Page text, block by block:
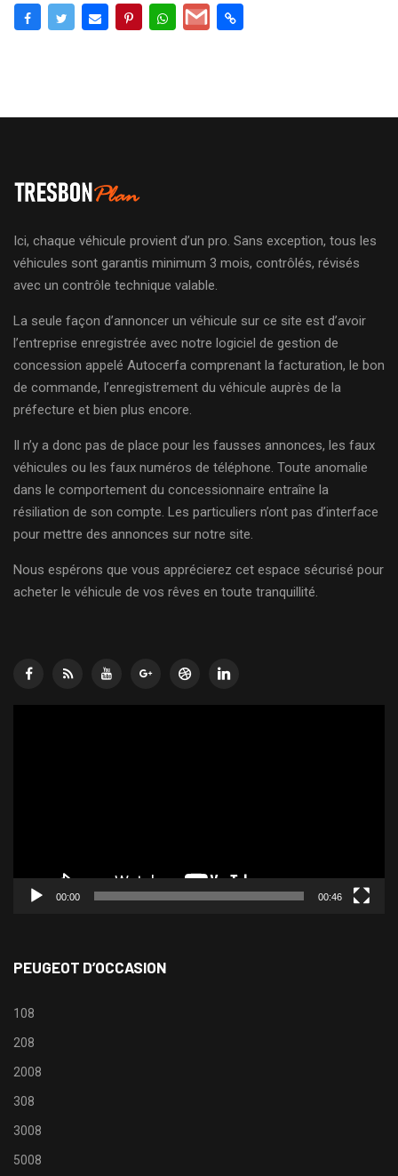
Ici, chaque véhicule provient d’un pro. Sans exception, tous les
véhicules sont garantis minimum 3 mois, contrôlés, révisés
avec un contrôle technique valable.
La seule façon d’annoncer un véhicule sur ce site est d’avoir
l’entreprise enregistrée avec notre logiciel de gestion de
concession appelé Autocerfa comprenant la facturation, le bon
de commande, l’enregistrement du véhicule auprès de la
préfecture et bien plus encore.
Il n’y a donc pas de place pour les fausses annonces, les faux
véhicules ou les faux numéros de téléphone. Toute anomalie
dans le comportement du concessionnaire entraîne la
résiliation de son compte. Les particuliers n’ont pas d’interface
pour mettre des annonces sur notre site.
Nous espérons que vous apprécierez cet espace sécurisé pour
acheter le véhicule de vos rêves en toute tranquillité.
00:00 00:46
PEUGEOT D’OCCASION
108
208
2008
308
3008
5008